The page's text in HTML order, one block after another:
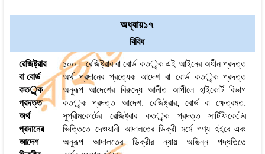
অধ্যায়১৭
বিবিধ
রেজিষ্ট্রার
বা বোর্ড
কতর্ৃক
প্রদত্ত
অর্থ
প্রদানের
আদেশ
১০০। রেজিষ্ট্রার বা বোর্ড কতর্ৃক এই আইনের অধীন প্রদত্ত
অর্থ প্রদানের প্রত্যেক আদেশ বা বোর্ড কতর্ৃক প্রদত্ত
অনুরূপ আদেশের বিরুদ্ধে আনীত আপীলে হাইকোর্ট বিভাগ
কতর্ৃক প্রদত্ত আদেশ, রেজিষ্ট্রার, বোর্ড বা ক্ষেত্রমত,
সুপ্রীমকোর্টের রেজিষ্ট্রার কতর্ৃক প্রদত্ত সার্টিফিকেটের
ভিত্তিতে দেওয়ানী আদালতের ডিক্রী মর্মে গণ্য হইবে এবং
অনুরূপ আদালতের ডিক্রীর ন্যায় অভিন্ন পদ্ধতিতে